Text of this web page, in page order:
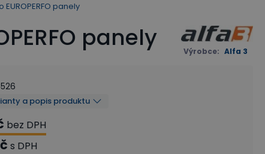
panely
panely Výrobce: Alfa 3
a popis produktu
bez DPH
s DPH